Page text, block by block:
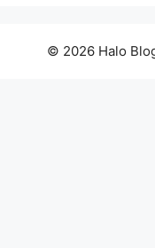
© 2026 Halo